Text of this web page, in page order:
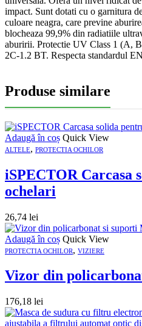
impact. Sunt dotati cu o garnitura
culoare neagra, care previne
blocheaza 99,9% din radiatiile
aburirii. Protectie UV Class 1 (A,
2C-1.2 BT. Respecta standardul
Produse similare
Adaugă în coș Quick View
ALTELE, PROTECTIA OCHILOR
iSPECTOR Carcasa
ochelari
26,74 lei
Adaugă în coș Quick View
PROTECTIA OCHILOR, VIZIERE
Vizor din
176,18 lei